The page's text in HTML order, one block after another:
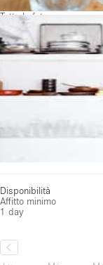
Tutte le foto
Disponibilità
Affitto minimo
1 day